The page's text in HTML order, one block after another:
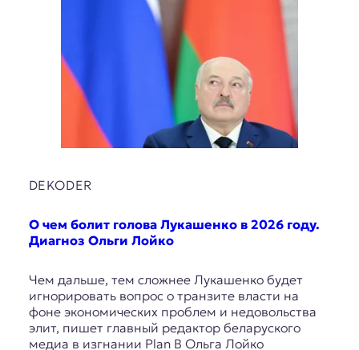
DEKODER
О чем болит голова Лукашенко в 2026 году.
Диагноз Ольги Лойко
Чем дальше, тем сложнее Лукашенко будет
игнорировать вопрос о транзите власти на
фоне экономических проблем и недовольства
элит, пишет главный редактор беларуского
медиа в изгнании Plan B Ольга Лойко